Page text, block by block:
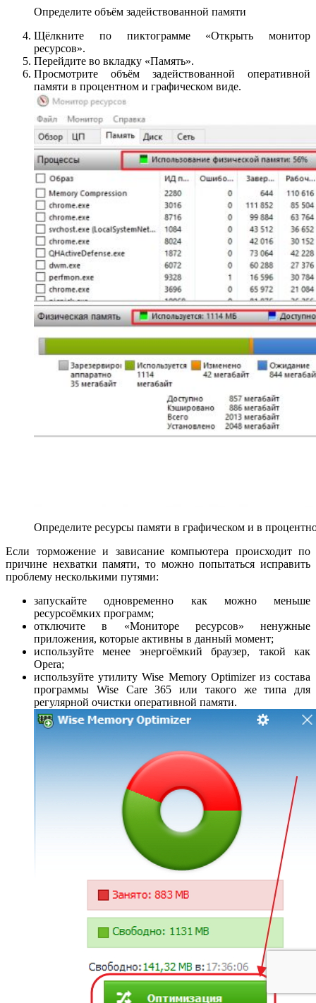
Определите объём задействованной памяти
Щёлкните по пиктограмме «Открыть монитор
ресурсов».
Перейдите во вкладку «Память».
Просмотрите объём задействованной оперативной
памяти в процентном и графическом виде.
Определите ресурсы памяти в графическом и в
Если торможение и зависание компьютера происходит по
причине нехватки памяти, то можно попытаться исправить
проблему несколькими путями:
запускайте одновременно как можно меньше
ресурсоёмких программ;
отключите в «Мониторе ресурсов» ненужные
приложения, которые активны в данный момент;
используйте менее энергоёмкий браузер, такой как
Opera;
используйте утилиту Wise Memory Optimizer из состава
программы Wise Care 365 или такого же типа для
регулярной очистки оперативной памяти.